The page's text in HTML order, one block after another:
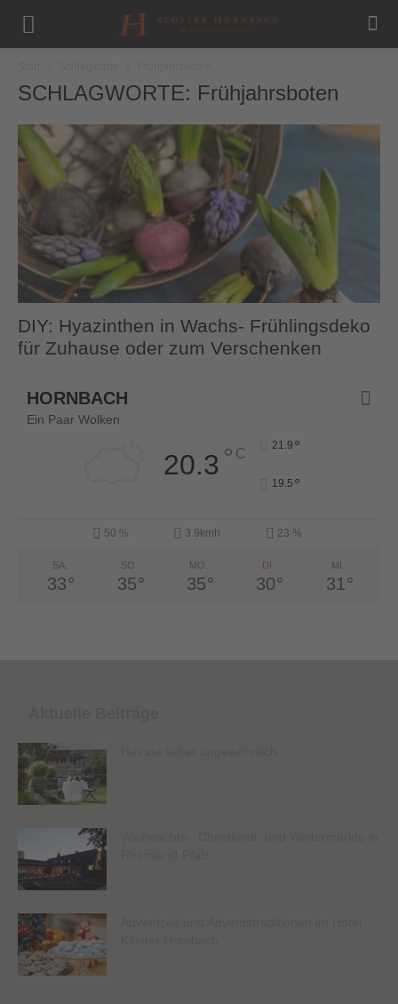
SCHLAGWORTE: Frühjahrsboten
DIY: Hyazinthen in Wachs- Frühlingsdeko
für Zuhause oder zum Verschenken
HORNBACH
Ein Paar Wolken
20.3 ° C
21.9 °
19.5 °
50 % 3.9kmh 23 %
SA.
33°
SO.
35°
MO.
35°
DI.
30°
MI.
31°